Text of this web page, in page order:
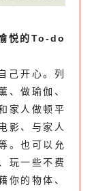
悦的To-do
己开心。列
、做瑜伽、
家人做顿平
影、与家人
。也可以允
玩一些不费
你的物体、